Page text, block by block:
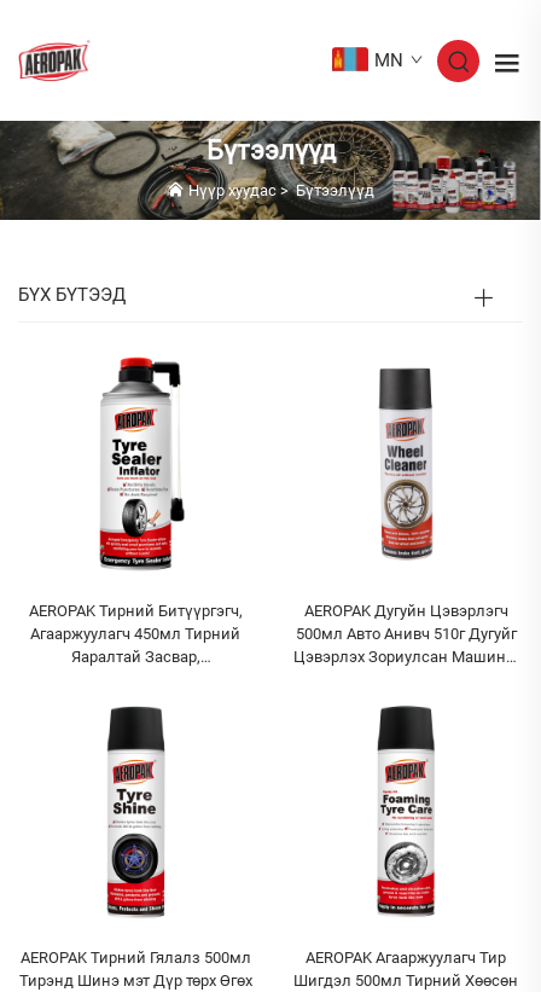
MN
Бүтээлүүд
Нүүр хуудас >Бүтээлүүд
БҮХ БҮТЭЭД
AEROPAK Тирний Битүүргэгч,
Агааржуулагч 450мл Тирний
Яаралтай Засвар,
Компрессортой Хамт Ашиглах
AEROPAK Дугуйн Цэвэрлэгч
500мл Авто Анивч 510г Дугуйг
Цэвэрлэх Зориулсан Машины
AEROPAK Тирний Гялалз 500мл
Тирэнд Шинэ мэт Дүр төрх Өгөх
AEROPAK Агааржуулагч Тир
Шигдэл 500мл Тирний Хөөсөн